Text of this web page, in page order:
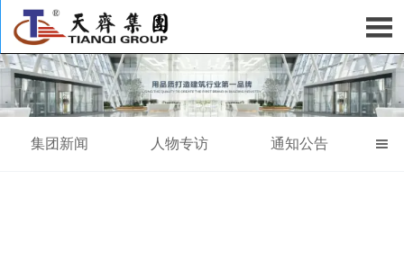

集团新闻 人物专访 通知公告 